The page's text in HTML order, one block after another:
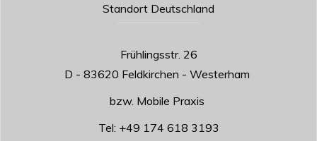
Standort Deutschland
Frühlingsstr. 26
D - 83620 Feldkirchen - Westerham
bzw. Mobile Praxis
Tel: +49 174 618 3193